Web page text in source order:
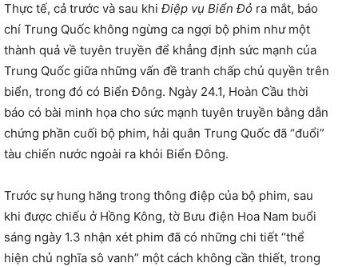
Thực tế, cả trước và sau khi Điệp vụ Biển Đỏ ra mắt, báo
chí Trung Quốc không ngừng ca ngợi bộ phim như một
thành quả về tuyên truyền để khẳng định sức mạnh của
Trung Quốc giữa những vấn đề tranh chấp chủ quyền trên
biển, trong đó có Biển Đông. Ngày 24.1, Hoàn Cầu thời
báo có bài minh họa cho sức mạnh tuyên truyền bằng dẫn
chứng phần cuối bộ phim, hải quân Trung Quốc đã “đuổi”
tàu chiến nước ngoài ra khỏi Biển Đông.
Trước sự hung hăng trong thông điệp của bộ phim, sau
khi được chiếu ở Hồng Kông, tờ Bưu điện Hoa Nam buổi
sáng ngày 1.3 nhận xét phim đã có những chi tiết “thể
hiện chủ nghĩa sô vanh” một cách không cần thiết, trong